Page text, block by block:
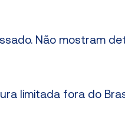
Não mostram
limitada fora do